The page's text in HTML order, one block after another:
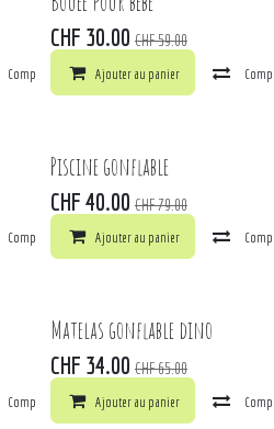
Comparer Ajouter à la liste de souhaits
CHF 30.00 CHF59.00
Ajouter au panier
Comparer Ajouter à la liste de souhaits
Piscine gonflable
CHF 40.00 CHF79.00
Ajouter au panier
Comparer Ajouter à la liste de souhaits
Matelas gonflable dino
CHF 34.00 CHF65.00
Ajouter au panier